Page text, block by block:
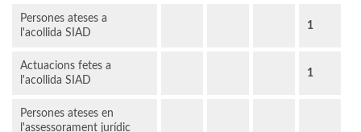
Persones ateses a
l'acollida SIAD
1
Actuacions fetes a
l'acollida SIAD
1
Persones ateses en
l'assessorament jurídic